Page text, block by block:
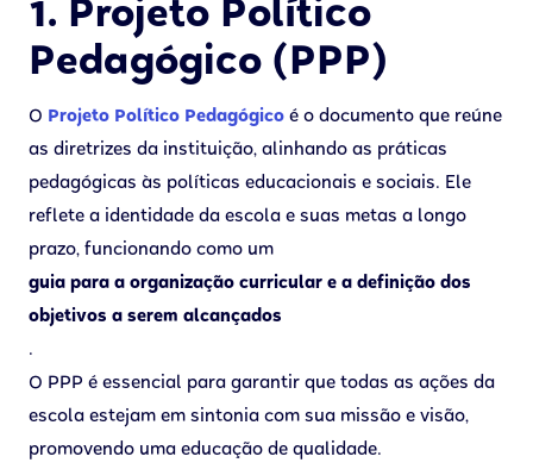
1. Projeto Político
Pedagógico (PPP)
O Projeto Político Pedagógico é o documento que reúne
as diretrizes da instituição, alinhando as práticas
pedagógicas às políticas educacionais e sociais. Ele
reflete a identidade da escola e suas metas a longo
prazo, funcionando como um
guia para a organização curricular e a definição dos
objetivos a serem alcançados
.
O PPP é essencial para garantir que todas as ações da
escola estejam em sintonia com sua missão e visão,
promovendo uma educação de qualidade.